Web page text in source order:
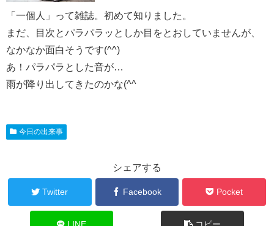
「一個人」って雑誌。初めて知りました。
まだ、目次とパラパラッとしか目をとおしていませんが、
なかなか面白そうです(^^)
あ！パラパラとした音が…
雨が降り出してきたのかな(^^ゞ
今日の出来事
シェアする
Twitter Facebook Pocket